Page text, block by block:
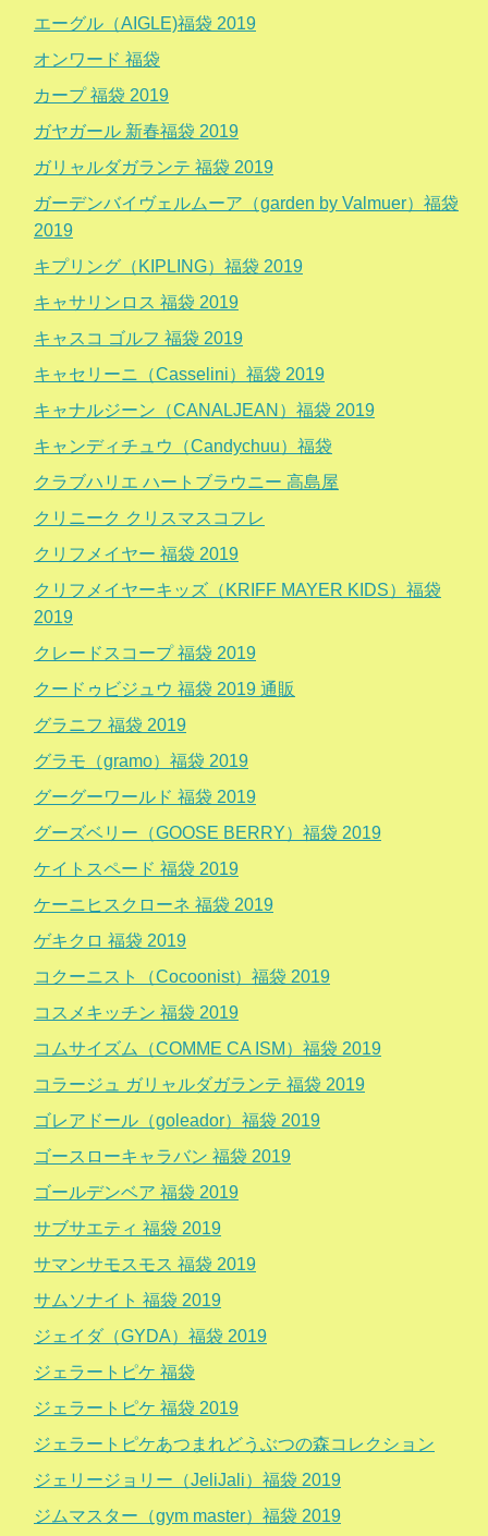
エーグル（AIGLE)福袋 2019
オンワード 福袋
カープ 福袋 2019
ガヤガール 新春福袋 2019
ガリャルダガランテ 福袋 2019
ガーデンバイヴェルムーア（garden by Valmuer）福袋
2019
キプリング（KIPLING）福袋 2019
キャサリンロス 福袋 2019
キャスコ ゴルフ 福袋 2019
キャセリーニ（Casselini）福袋 2019
キャナルジーン（CANALJEAN）福袋 2019
キャンディチュウ（Candychuu）福袋
クラブハリエ ハートブラウニー 高島屋
クリニーク クリスマスコフレ
クリフメイヤー 福袋 2019
クリフメイヤーキッズ（KRIFF MAYER KIDS）福袋
2019
クレードスコープ 福袋 2019
クードゥビジュウ 福袋 2019 通販
グラニフ 福袋 2019
グラモ（gramo）福袋 2019
グーグーワールド 福袋 2019
グーズベリー（GOOSE BERRY）福袋 2019
ケイトスペード 福袋 2019
ケーニヒスクローネ 福袋 2019
ゲキクロ 福袋 2019
コクーニスト（Cocoonist）福袋 2019
コスメキッチン 福袋 2019
コムサイズム（COMME CA ISM）福袋 2019
コラージュ ガリャルダガランテ 福袋 2019
ゴレアドール（goleador）福袋 2019
ゴースローキャラバン 福袋 2019
ゴールデンベア 福袋 2019
サブサエティ 福袋 2019
サマンサモスモス 福袋 2019
サムソナイト 福袋 2019
ジェイダ（GYDA）福袋 2019
ジェラートピケ 福袋
ジェラートピケ 福袋 2019
ジェラートピケあつまれどうぶつの森コレクション
ジェリージョリー（JeliJali）福袋 2019
ジムマスター（gym master）福袋 2019